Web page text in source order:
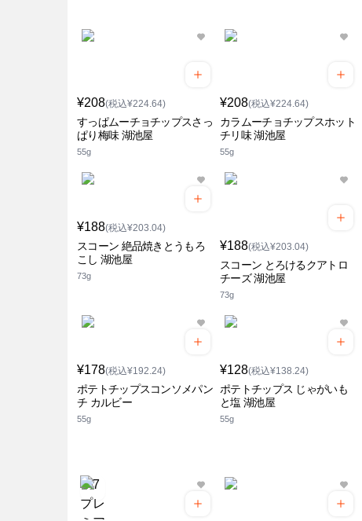
¥208(税込¥224.64)
すっぱムーチョチップスさっ
ぱり梅味 湖池屋
55g
¥208(税込¥224.64)
カラムーチョチップスホット
チリ味 湖池屋
55g
¥188(税込¥203.04)
スコーン 絶品焼きとうもろ
こし 湖池屋
73g
¥188(税込¥203.04)
スコーン とろけるクアトロ
チーズ 湖池屋
73g
¥178(税込¥192.24)
ポテトチップスコンソメパン
チ カルビー
55g
¥128(税込¥138.24)
ポテトチップス じゃがいも
と塩 湖池屋
55g